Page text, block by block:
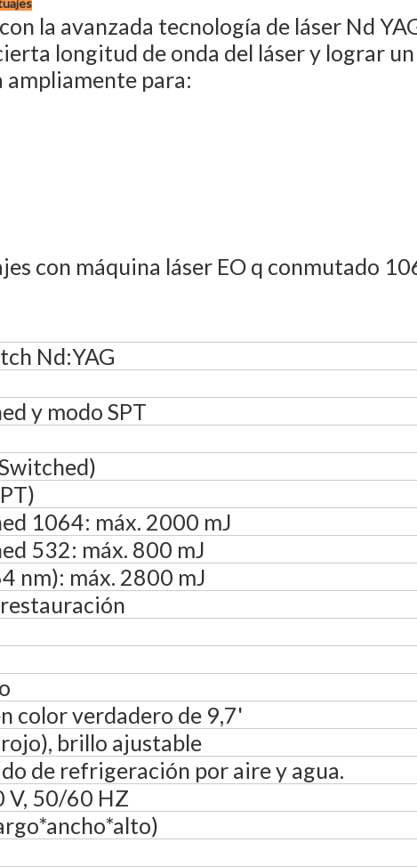
la avanzada tecnología de láser Nd
longitud de onda del láser y lograr
ampliamente para:
con máquina láser EO q conmutado
Nd:YAG
y modo SPT
1064: máx. 2000 mJ
532: máx. 800 mJ
nm): máx. 2800 mJ
color verdadero de 9,7'
brillo ajustable
de refrigeración por aire y agua.
V, 50/60 HZ